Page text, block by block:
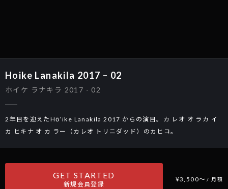
Hoike Lanakila 2017 – 02
ホイケ ラナキラ 2017 - 02
2年目を迎えたHō‘ike Lanakila 2017 からの演目。カ レオ オ ラカ イ
カ ヒキナ オ カ ラー（カレオ トリニダッド）のカヒコ。
GET STARTED
新規会員登録
¥3,500〜 / 月額